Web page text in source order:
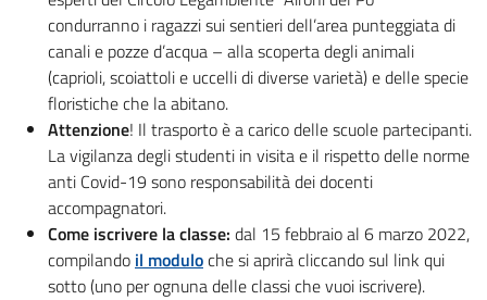
condurranno i ragazzi sui sentieri dell’area punteggiata di
canali e pozze d’acqua – alla scoperta degli animali
(caprioli, scoiattoli e uccelli di diverse varietà) e delle specie
floristiche che la abitano.
Attenzione! Il trasporto è a carico delle scuole partecipanti.
La vigilanza degli studenti in visita e il rispetto delle norme
anti Covid-19 sono responsabilità dei docenti
accompagnatori.
Come iscrivere la classe: dal 15 febbraio al 6 marzo 2022,
compilando il moduloche si aprirà cliccando sul link qui
sotto (uno per ognuna delle classi che vuoi iscrivere).